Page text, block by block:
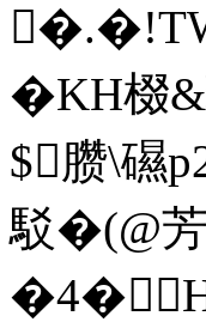
�KH棳
$臜\礘
駁�(@